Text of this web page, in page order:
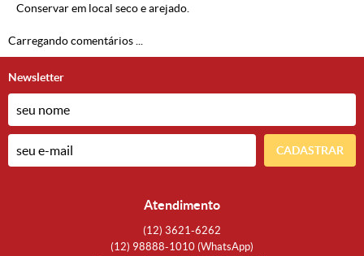
Conservar em local seco e arejado.
Carregando comentários ...
Newsletter
CADASTRAR
Atendimento
(12) 3621-6262
(12) 98888-1010 (WhatsApp)